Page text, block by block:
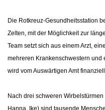
Die Rotkreuz-Gesundheitsstation
Zelten, mit der Möglichkeit zur
Team setzt sich aus einem Arzt,
mehreren Krankenschwestern und
wird vom Auswärtigen Amt
Nach drei schweren
Hanna, Ike) sind tausende